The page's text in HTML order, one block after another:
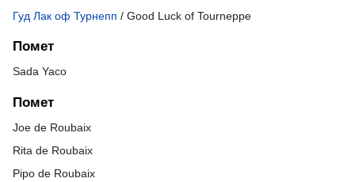
Гуд Лак оф Турнепп / Good Luck of Tourneppe
Помет
Sada Yaco
Помет
Joe de Roubaix
Rita de Roubaix
Pipo de Roubaix